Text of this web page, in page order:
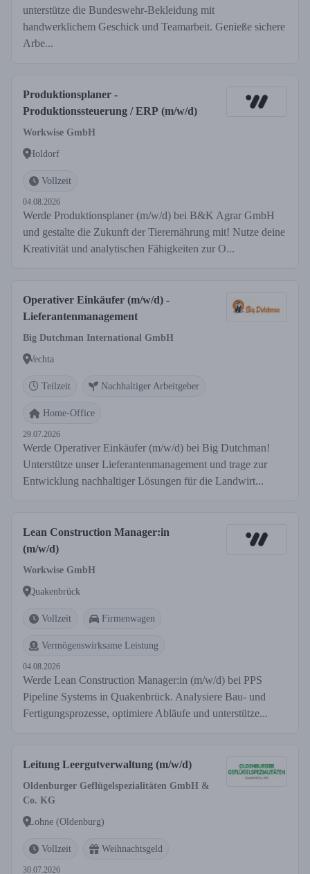
unterstütze die Bundeswehr-Bekleidung mit
handwerklichem Geschick und Teamarbeit. Genieße sichere
Arbe...
Produktionsplaner -
Produktionssteuerung / ERP (m/w/d)
Workwise GmbH
Holdorf
Vollzeit
04.08.2026
Werde Produktionsplaner (m/w/d) bei B&K Agrar GmbH
und gestalte die Zukunft der Tierernährung mit! Nutze deine
Kreativität und analytischen Fähigkeiten zur O...
Operativer Einkäufer (m/w/d) -
Lieferantenmanagement
Big Dutchman International GmbH
Vechta
Teilzeit Nachhaltiger Arbeitgeber
Home-Office
29.07.2026
Werde Operativer Einkäufer (m/w/d) bei Big Dutchman!
Unterstütze unser Lieferantenmanagement und trage zur
Entwicklung nachhaltiger Lösungen für die Landwirt...
Lean Construction Manager:in
(m/w/d)
Workwise GmbH
Quakenbrück
Vollzeit Firmenwagen
Vermögenswirksame Leistung
04.08.2026
Werde Lean Construction Manager:in (m/w/d) bei PPS
Pipeline Systems in Quakenbrück. Analysiere Bau- und
Fertigungsprozesse, optimiere Abläufe und unterstütze...
Leitung Leergutverwaltung (m/w/d)
Oldenburger Geflügelspezialitäten GmbH &
Co. KG
Lohne (Oldenburg)
Vollzeit Weihnachtsgeld
30.07.2026